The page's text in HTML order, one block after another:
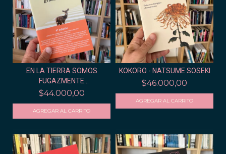
EN LA TIERRA SOMOS
FUGAZMENTE
GRANDIOSOS...
$44.000,00
KOKORO - NATSUME SOSEKI
$46.000,00